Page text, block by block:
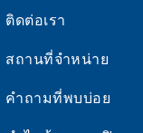
ติดต่อเรา
สถานที่จำหน่าย
คำถามที่พบบ่อย